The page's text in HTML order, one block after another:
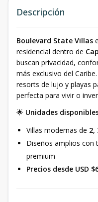
Descripción
Boulevard State Villas
residencial dentro de
buscan privacidad,
más exclusivo del
resorts de lujo y playas
perfecta para vivir o
🌟 Unidades
Villas modernas de 2,
Diseños amplios con
premium
Precios desde USD